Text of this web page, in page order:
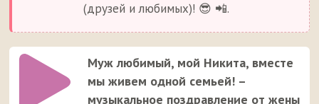
(друзей и любимых)! 😎 📲.
Муж любимый, мой Никита, вместе
мы живем одной семьей! –
музыкальное поздравление от жены